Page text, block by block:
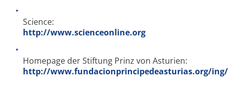
Science:
http://www.scienceonline.org
Homepage der Stiftung Prinz von Asturien:
http://www.fundacionprincipedeasturias.org/